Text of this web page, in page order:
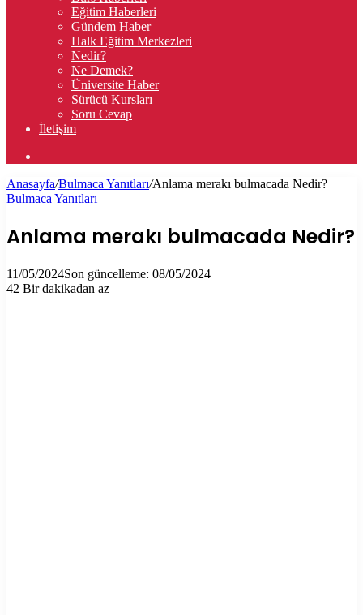
Eğitim Haberleri
Gündem Haber
Halk Eğitim Merkezleri
Nedir?
Ne Demek?
Üniversite Haber
Sürücü Kursları
Soru Cevap
İletişim
...
Anasayfa/Bulmaca Yanıtları/Anlama merakı bulmacada Nedir?
Bulmaca Yanıtları
Anlama merakı bulmacada Nedir?
11/05/2024Son güncelleme: 08/05/2024
42 Bir dakikadan az